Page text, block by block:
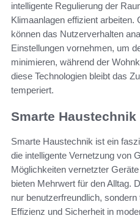
intelligente Regulierung der
Klimaanlagen effizient arbeiten.
können das Nutzerverhalten
Einstellungen vornehmen, um
minimieren, während der
diese Technologien bleibt das
temperiert.
Smarte Haustechnik
Smarte Haustechnik ist ein
die intelligente Vernetzung von
Möglichkeiten vernetzter
bieten Mehrwert für den Alltag.
nur benutzerfreundlich,
Effizienz und Sicherheit in